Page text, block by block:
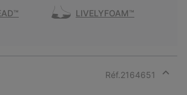
LIVELYFOAM™
Réf. 2164651